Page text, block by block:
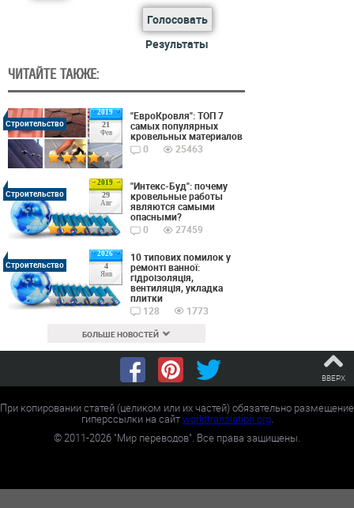
Голосовать
Результаты
ЧИТАЙТЕ ТАКЖЕ:
2019
21
Фев
Строительство
"ЕвроКровля": ТОП 7
самых популярных
кровельных материалов
0
25463
2019
29
Авг
Строительство
"Интекс-Буд": почему
кровельные работы
являются самыми
опасными?
0
27459
2026
4
Янв
Строительство
10 типових помилок у
ремонті ванної:
гідроізоляція,
вентиляція, укладка
плитки
128
1773
БОЛЬШЕ НОВОСТЕЙ
ВВЕРХ
При копировании статей (целиком или их частей) обязательно размещение
гиперссылки на сайтworldtranslation.org.
©2011-2026 "Мир переводов". Все права защищены.